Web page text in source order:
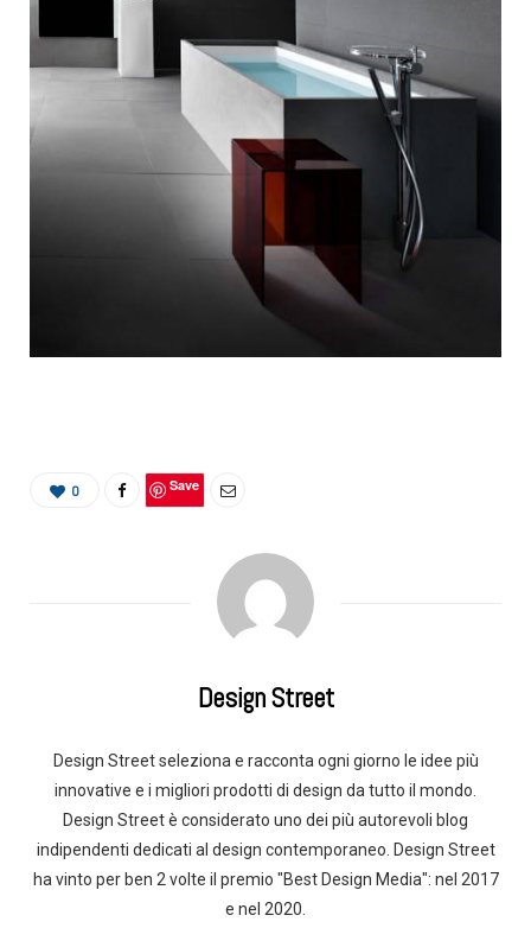
0 Save
Design Street
Design Street seleziona e racconta ogni giorno le idee più
innovative e i migliori prodotti di design da tutto il mondo.
Design Street è considerato uno dei più autorevoli blog
indipendenti dedicati al design contemporaneo. Design Street
ha vinto per ben 2 volte il premio "Best Design Media": nel 2017
e nel 2020.